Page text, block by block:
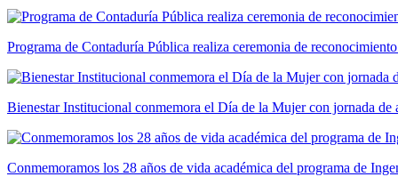
Programa de Contaduría Pública realiza ceremonia de
Bienestar Institucional conmemora el Día de la Mujer con jornada de
Conmemoramos los 28 años de vida académica del programa de